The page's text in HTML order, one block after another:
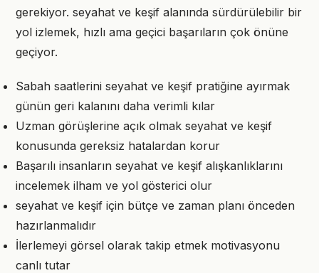
gerekiyor. seyahat ve keşif alanında sürdürülebilir bir
yol izlemek, hızlı ama geçici başarıların çok önüne
geçiyor.
Sabah saatlerini seyahat ve keşif pratiğine ayırmak
günün geri kalanını daha verimli kılar
Uzman görüşlerine açık olmak seyahat ve keşif
konusunda gereksiz hatalardan korur
Başarılı insanların seyahat ve keşif alışkanlıklarını
incelemek ilham ve yol gösterici olur
seyahat ve keşif için bütçe ve zaman planı önceden
hazırlanmalıdır
İlerlemeyi görsel olarak takip etmek motivasyonu
canlı tutar